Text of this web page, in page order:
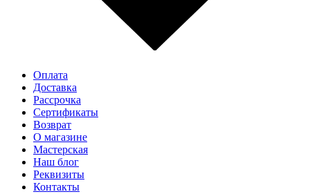
Оплата
Доставка
Рассрочка
Cертификаты
Возврат
О магазине
Мастерская
Наш блог
Реквизиты
Контакты